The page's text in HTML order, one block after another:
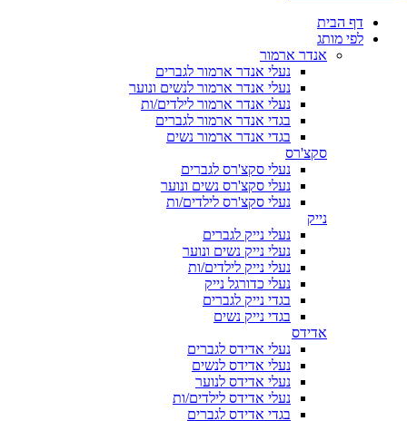
דף הבית
לפי מותג
אנדר ארמור
נעלי אנדר ארמור לגברים
נעלי אנדר ארמור לנשים ונוער
נעלי אנדר ארמור לילדים/ות
בגדי אנדר ארמור לגברים
בגדי אנדר ארמור נשים
סקצ'רס
נעלי סקצ'רס לגברים
נעלי סקצ'רס נשים ונוער
נעלי סקצ'רס לילדים/ות
נייק
נעלי נייק לגברים
נעלי נייק נשים ונוער
נעלי נייק לילדים/ות
נעלי כדורגל נייק
בגדי נייק לגברים
בגדי נייק נשים
אדידס
נעלי אדידס לגברים
נעלי אדידס לנשים
נעלי אדידס לנוער
נעלי אדידס לילדים/ות
בגדי אדידס לגברים